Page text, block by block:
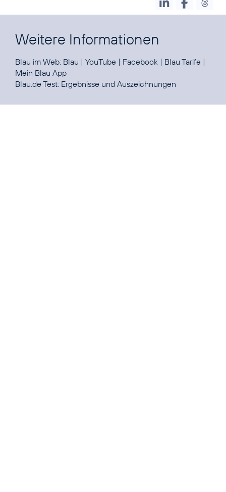
Weitere Informationen
Blau im Web: Blau | YouTube | Facebook | Blau Tarife |
Mein Blau App
Blau.de Test: Ergebnisse und Auszeichnungen